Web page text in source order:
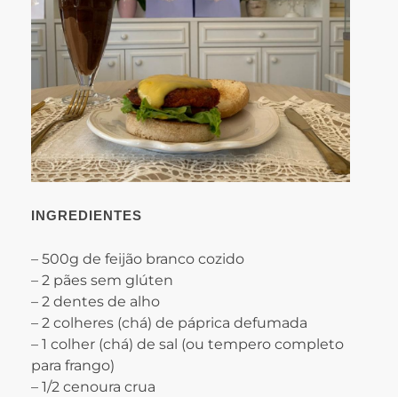
INGREDIENTES
– 500g de feijão branco cozido
– 2 pães sem glúten
– 2 dentes de alho
– 2 colheres (chá) de páprica defumada
– 1 colher (chá) de sal (ou tempero completo
para frango)
– 1/2 cenoura crua